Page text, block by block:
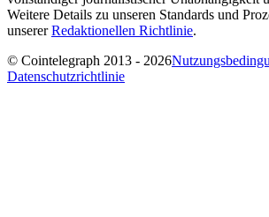
Weitere Details zu unseren Standards und
unsererRedaktionellen Richtlinie.
© Cointelegraph 2013 - 2026
Datenschutzrichtlinie